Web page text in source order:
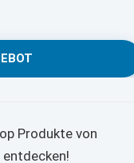
Aktueller
Preis
ist:
399,95 €.
Produkte von